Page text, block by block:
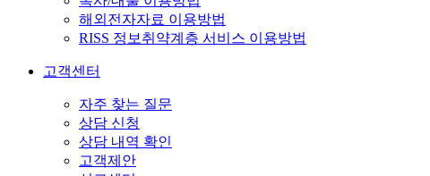
해외전자자료 이용방법
RISS 정보취약계층 서비스 이용방법
고객센터
자주 찾는 질문
상담 신청
상담 내역 확인
고객제안